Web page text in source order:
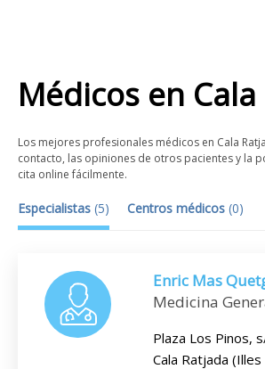
Médicos en
Los mejores profesionales médicos en Cala
contacto, las opiniones de otros pacientes y la
cita online fácilmente.
Especialistas (5) Centros médicos (0)
Enric Mas
Medicina
Plaza Los Pinos,
Cala Ratjada